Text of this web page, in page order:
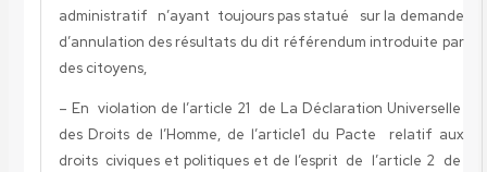
administratif n’ayant toujours pas statué sur la demande
d’annulation des résultats du dit référendum introduite par
des citoyens,
– En violation de l’article 21 de La Déclaration Universelle
des Droits de l’Homme, de l’article1 du Pacte relatif aux
droits civiques et politiques et de l’esprit de l’article 2 de